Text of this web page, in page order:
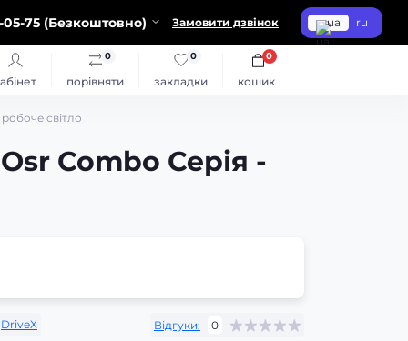
75 (Безкоштовно) Замовити дзвінок ua ru
порівняти
0
закладки
0
кошик
0
світло
Combo Серія -
DriveX Відгуки: 0